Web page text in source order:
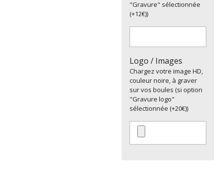
"Gravure" sélectionnée
(+12€))
Logo / Images
Chargez votre image HD,
couleur noire, à graver
sur vos boules (si option
"Gravure logo"
sélectionnée (+20€))